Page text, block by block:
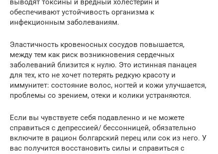
выводят токсины и вредный холестерин и
обеспечивают устойчивость организма к
инфекционным заболеваниям.
Эластичность кровеносных сосудов повышается,
между тем как риск возникновения сердечных
заболеваний близится к нулю. Это истинная панацея
для тех, кто не хочет потерять редкую красоту и
иммунитет: состояние волос, ногтей и кожи улучшается,
проблемы со зрением, отеки и колики устраняются.
Если вы чувствуете себя подавленно и не можете
справиться с депрессией/ бессонницей, обязательно
включите в рацион болгарский перец или сок из него. У
вас получится восстановить силы и справиться с